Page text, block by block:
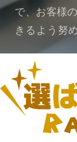
で、お客様
きるよう努